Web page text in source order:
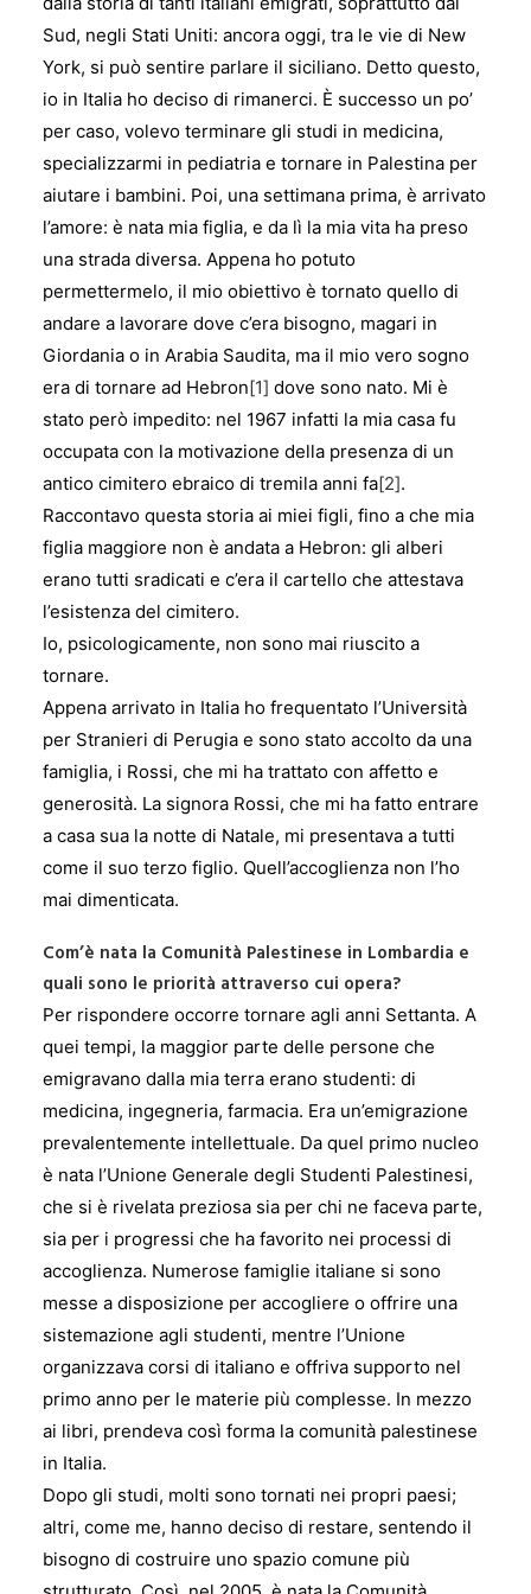
Sud, negli Stati Uniti: ancora oggi, tra le vie di New
York, si può sentire parlare il siciliano. Detto questo,
io in Italia ho deciso di rimanerci. È successo un po’
per caso, volevo terminare gli studi in medicina,
specializzarmi in pediatria e tornare in Palestina per
aiutare i bambini. Poi, una settimana prima, è arrivato
l’amore: è nata mia figlia, e da lì la mia vita ha preso
una strada diversa. Appena ho potuto
permettermelo, il mio obiettivo è tornato quello di
andare a lavorare dove c’era bisogno, magari in
Giordania o in Arabia Saudita, ma il mio vero sogno
era di tornare ad Hebron[1] dove sono nato. Mi è
stato però impedito: nel 1967 infatti la mia casa fu
occupata con la motivazione della presenza di un
antico cimitero ebraico di tremila anni fa[2].
Raccontavo questa storia ai miei figli, fino a che mia
figlia maggiore non è andata a Hebron: gli alberi
erano tutti sradicati e c’era il cartello che attestava
l’esistenza del cimitero.
Io, psicologicamente, non sono mai riuscito a
tornare.
Appena arrivato in Italia ho frequentato l’Università
per Stranieri di Perugia e sono stato accolto da una
famiglia, i Rossi, che mi ha trattato con affetto e
generosità. La signora Rossi, che mi ha fatto entrare
a casa sua la notte di Natale, mi presentava a tutti
come il suo terzo figlio. Quell’accoglienza non l’ho
mai dimenticata.
Com’è nata la Comunità Palestinese in Lombardia e
quali sono le priorità attraverso cui opera?
Per rispondere occorre tornare agli anni Settanta. A
quei tempi, la maggior parte delle persone che
emigravano dalla mia terra erano studenti: di
medicina, ingegneria, farmacia. Era un’emigrazione
prevalentemente intellettuale. Da quel primo nucleo
è nata l’Unione Generale degli Studenti Palestinesi,
che si è rivelata preziosa sia per chi ne faceva parte,
sia per i progressi che ha favorito nei processi di
accoglienza. Numerose famiglie italiane si sono
messe a disposizione per accogliere o offrire una
sistemazione agli studenti, mentre l’Unione
organizzava corsi di italiano e offriva supporto nel
primo anno per le materie più complesse. In mezzo
ai libri, prendeva così forma la comunità palestinese
in Italia.
Dopo gli studi, molti sono tornati nei propri paesi;
altri, come me, hanno deciso di restare, sentendo il
bisogno di costruire uno spazio comune più